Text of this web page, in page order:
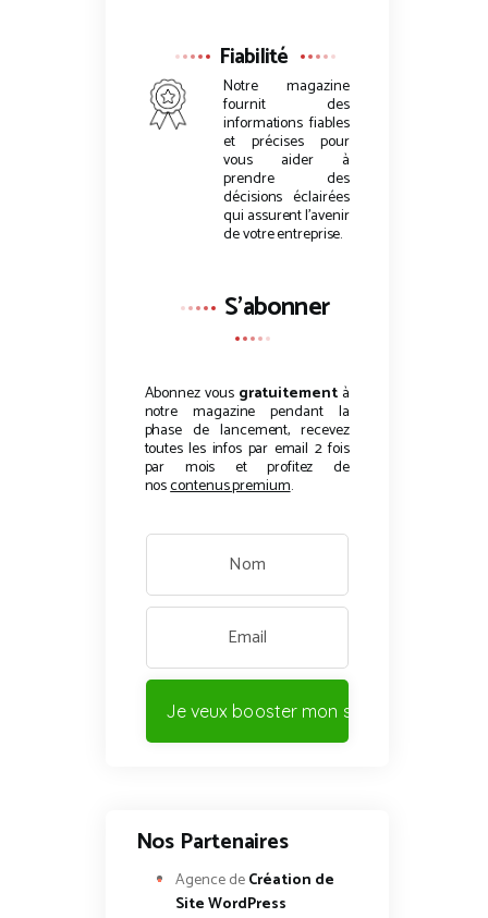
Fiabilité
Notre magazine
fournit des
informations fiables
et précises pour
vous aider à
prendre des
décisions éclairées
qui assurent l’avenir
de votre entreprise.
S'abonner
Abonnez vous gratuitementà
notre magazine pendant la
phase de lancement, recevez
toutes les infos par email 2 fois
par mois et profitez de
noscontenus premium.
Je veux booster mon site !
Nos Partenaires
Agence deCréation de
Site WordPress